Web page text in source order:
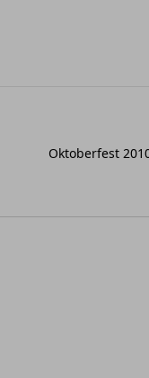
Oktoberfest